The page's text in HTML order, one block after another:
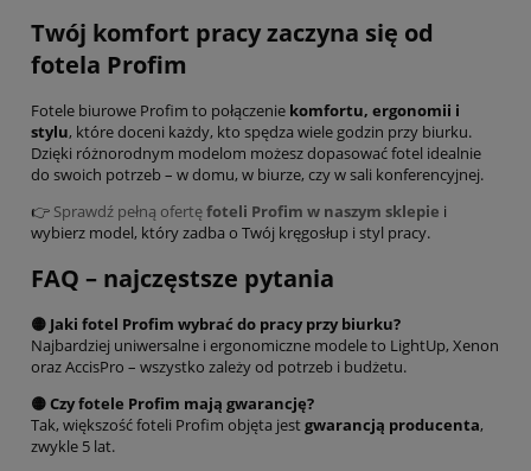
Twój komfort pracy zaczyna się od
fotela Profim
Fotele biurowe Profim to połączenie komfortu, ergonomii i
stylu, które doceni każdy, kto spędza wiele godzin przy biurku.
Dzięki różnorodnym modelom możesz dopasować fotel idealnie
do swoich potrzeb – w domu, w biurze, czy w sali konferencyjnej.
👉 Sprawdź pełną ofertęfoteli Profim w naszym sklepie i
wybierz model, który zadba o Twój kręgosłup i styl pracy.
FAQ – najczęstsze pytania
🟡 Jaki fotel Profim wybrać do pracy przy biurku?
Najbardziej uniwersalne i ergonomiczne modele to LightUp, Xenon
oraz AccisPro – wszystko zależy od potrzeb i budżetu.
🟡 Czy fotele Profim mają gwarancję?
Tak, większość foteli Profim objęta jestgwarancją producenta,
zwykle 5 lat.